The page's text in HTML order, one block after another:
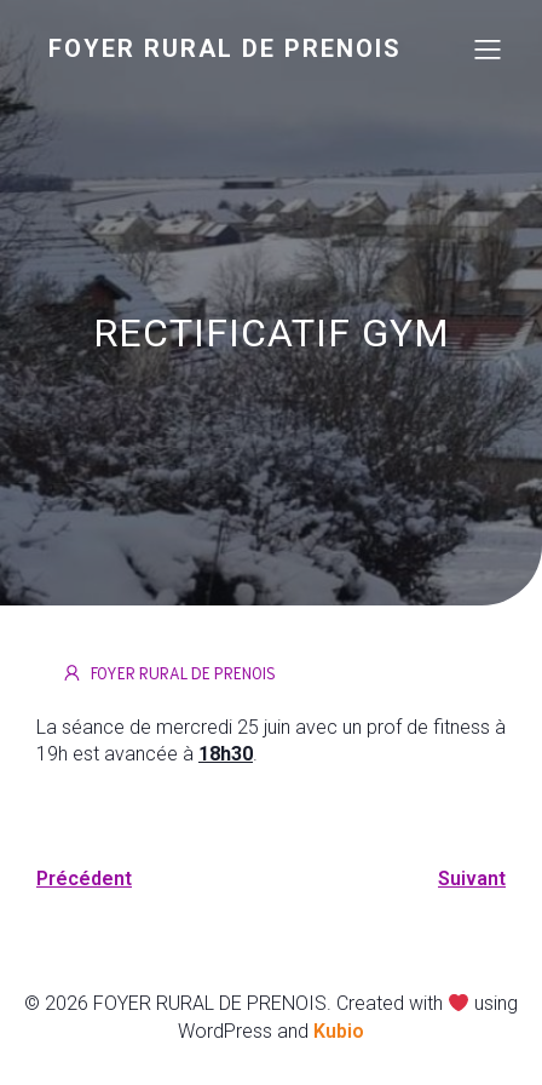
FOYER RURAL DE PRENOIS
RECTIFICATIF GYM
FOYER RURAL DE PRENOIS
La séance de mercredi 25 juin avec un prof de fitness à
19h est avancée à 18h30.
Précédent Suivant
© 2026 FOYER RURAL DE PRENOIS. Created with
using
WordPress and Kubio